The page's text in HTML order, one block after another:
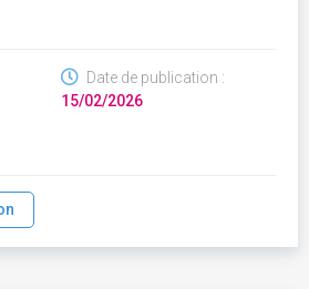
Date de publication :
15/02/2026